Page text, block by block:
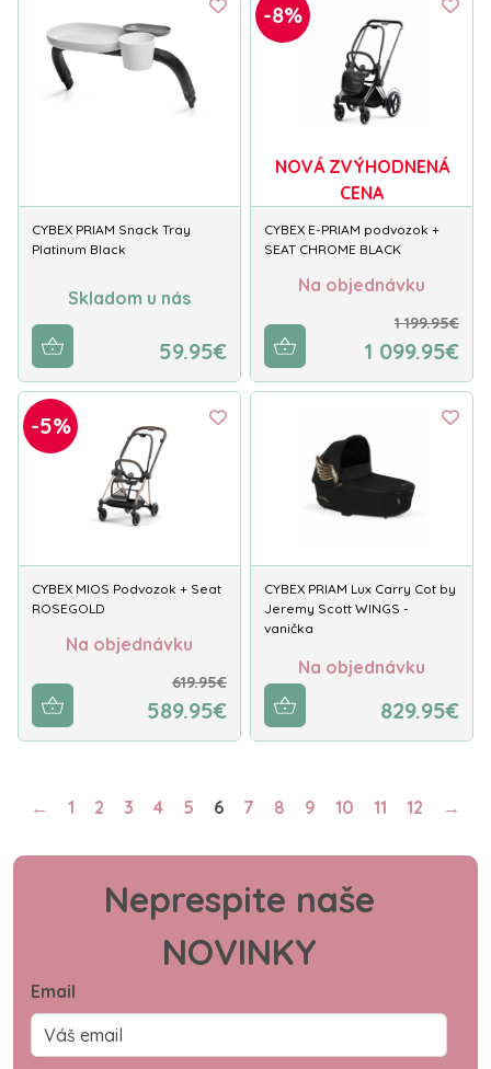
CYBEX PRIAM Snack Tray
Platinum Black
Skladom u nás
59.95€
-8%
NOVÁ ZVÝHODNENÁ
CENA
CYBEX E-PRIAM podvozok +
SEAT CHROME BLACK
Na objednávku
1 199.95€
1 099.95€
-5%
CYBEX MIOS Podvozok + Seat
ROSEGOLD
Na objednávku
619.95€
589.95€
CYBEX PRIAM Lux Carry Cot by
Jeremy Scott WINGS -
vanička
Na objednávku
829.95€
← 1 2 3 4 5 6 7 8 9 10 11 12 →
Neprespite naše
NOVINKY
Email